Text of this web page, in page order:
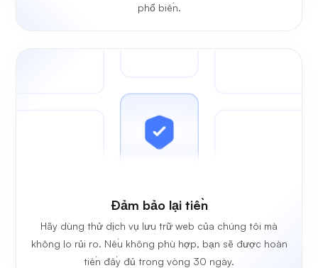
phổ biến.
Đảm bảo lại tiền
Hãy dùng thử dịch vụ lưu trữ web của chúng tôi mà
không lo rủi ro. Nếu không phù hợp, bạn sẽ được hoàn
tiền đầy đủ trong vòng 30 ngày.